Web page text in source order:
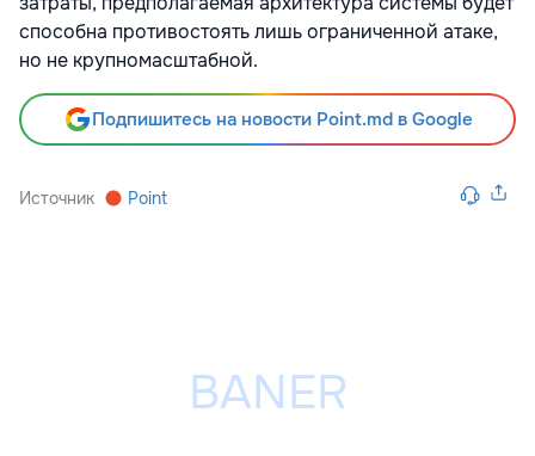
способна противостоять лишь ограниченной атаке,
но не крупномасштабной.
Подпишитесь на новости Point.md в Google
Источник Point